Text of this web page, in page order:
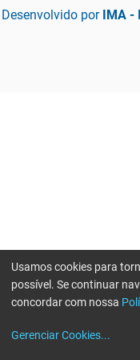
Desenvolvido por IMA -
Usamos cookies para
possível. Se continuar
concordar com nossa
Gerenciar Cookies...
Erro ao enviar